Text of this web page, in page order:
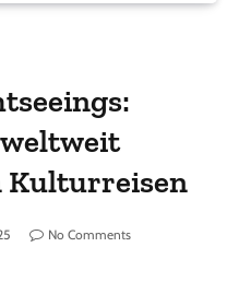
Kulturreisen
No Comments